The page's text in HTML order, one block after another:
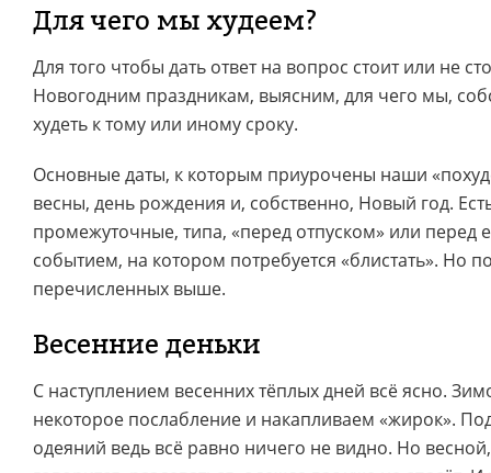
Для чего мы худеем?
Для того чтобы дать ответ на вопрос стоит или не
Новогодним праздникам, выясним, для чего мы,
худеть к тому или иному сроку.
Основные даты, к которым приурочены наши
весны, день рождения и, собственно, Новый год.
промежуточные, типа, «перед отпуском» или
событием, на котором потребуется «блистать». Но
перечисленных выше.
Весенние деньки
С наступлением весенних тёплых дней всё ясно.
некоторое послабление и накапливаем «жирок».
одеяний ведь всё равно ничего не видно. Но